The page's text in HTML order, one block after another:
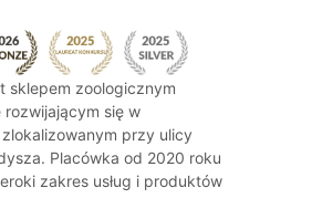
sklepem zoologicznym
się w
przy ulicy
Placówka od 2020 roku
zakres usług i produktów